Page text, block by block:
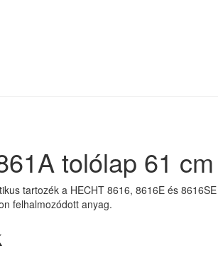
tolólap 61
tartozék a HECHT 8616, 8616E és
felhalmozódott anyag.